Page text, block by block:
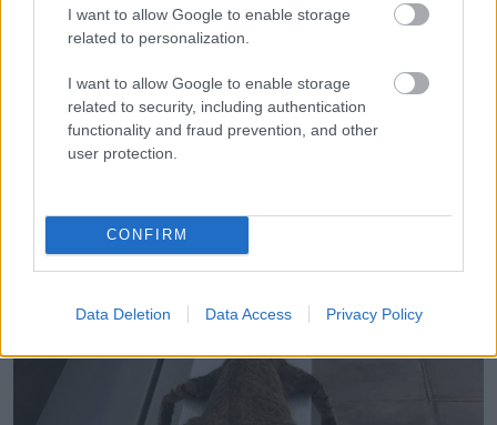
I want to allow Google to enable storage
related to personalization.
I want to allow Google to enable storage
related to security, including authentication
functionality and fraud prevention, and other
user protection.
CONFIRM
Data Deletion Data Access Privacy Policy